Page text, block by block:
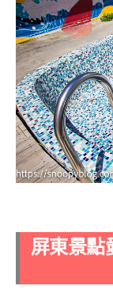
屏東景點